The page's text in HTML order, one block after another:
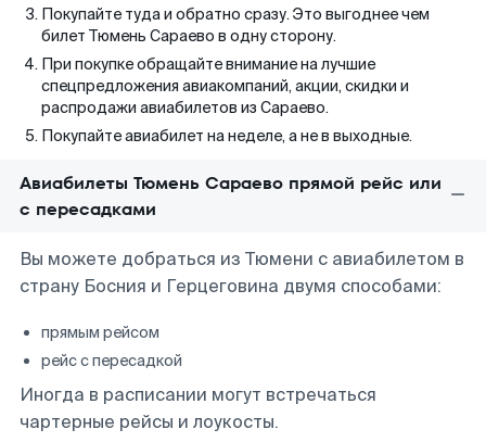
Покупайте туда и обратно сразу. Это выгоднее чем
билет Тюмень Сараево в одну сторону.
При покупке обращайте внимание на лучшие
спецпредложения авиакомпаний, акции, скидки и
распродажи авиабилетов из Сараево.
Покупайте авиабилет на неделе, а не в выходные.
Авиабилеты Тюмень Сараево прямой рейс или
с пересадками
Вы можете добраться из Тюмени с авиабилетом в
страну Босния и Герцеговина двумя способами:
прямым рейсом
рейс с пересадкой
Иногда в расписании могут встречаться
чартерные рейсы и лоукосты.